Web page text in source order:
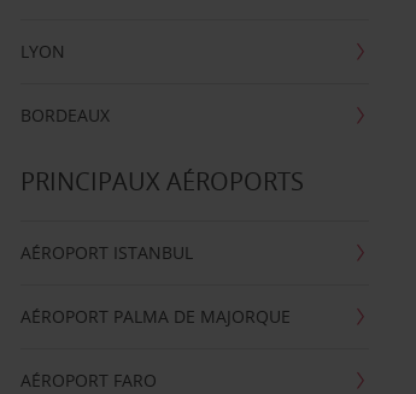
LYON
BORDEAUX
PRINCIPAUX AÉROPORTS
AÉROPORT ISTANBUL
AÉROPORT PALMA DE MAJORQUE
AÉROPORT FARO